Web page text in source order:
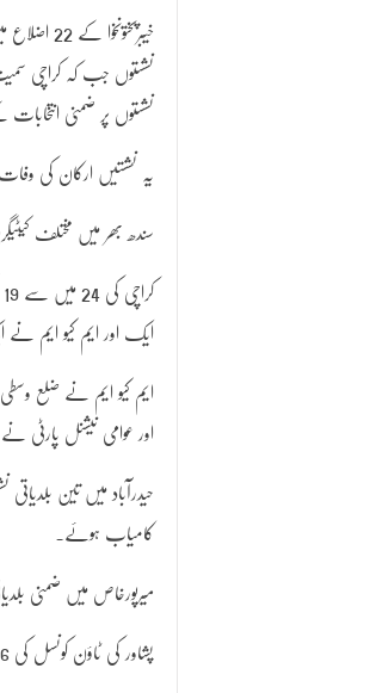
نشستوں پر ضمنی
یہ نشستیں ارکان کی
سندھ بھر میں مختلف کیٹیگریز کے ضمنی
ایک اور ایم کیو ایم نے
اور عوامی نیشنل پارٹی
حیدرآباد میں تین
کامیاب ہوئے۔
میرپورخاص میں ضمنی
پشاور کی ٹاؤن کونسل کی 6 نشستوں میں سے تحریک انصاف اور عوامی نیشنل پارٹی 3، 3 نشستیں حاصل کرنے میں کامیاب رہیں۔